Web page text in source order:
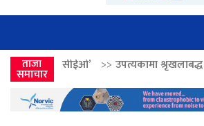
ताजा
समाचार
उपत्यकामा श्रृंखलाबद्ध सिक्री लुट्ने ‘कर्मा